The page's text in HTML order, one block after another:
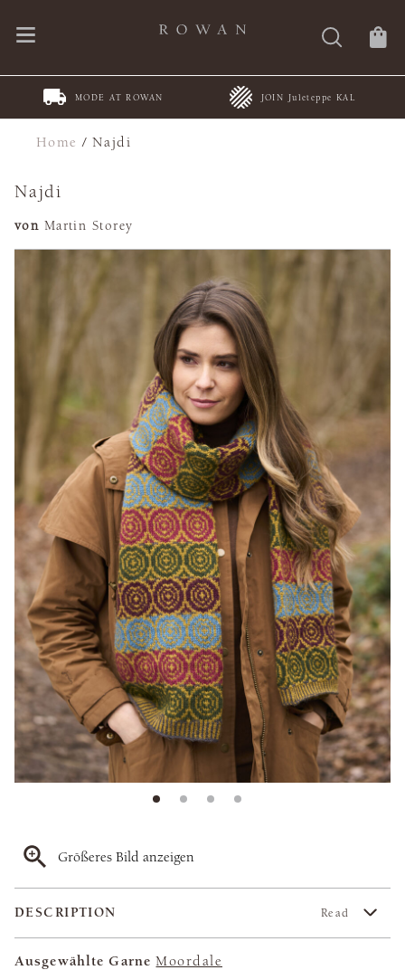
MODE AT ROWAN JOIN Juleteppe KAL
Home /Najdi
Najdi
von Martin Storey
Größeres Bild anzeigen
DESCRIPTION Read
Ausgewählte Garne Moordale